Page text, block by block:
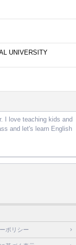
UNIVERSITY
I love teaching kids and
and let's learn English
ポリシー